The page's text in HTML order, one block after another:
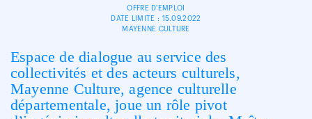
OFFRE D'EMPLOI
DATE LIMITE : 15.09.2022
MAYENNE CULTURE
Espace de dialogue au service des
collectivités et des acteurs culturels,
Mayenne Culture, agence culturelle
départementale, joue un rôle pivot